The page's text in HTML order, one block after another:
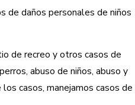
de daños personales de niños
de recreo y otros casos de
abuso de niños, abuso y
casos, manejamos casos de